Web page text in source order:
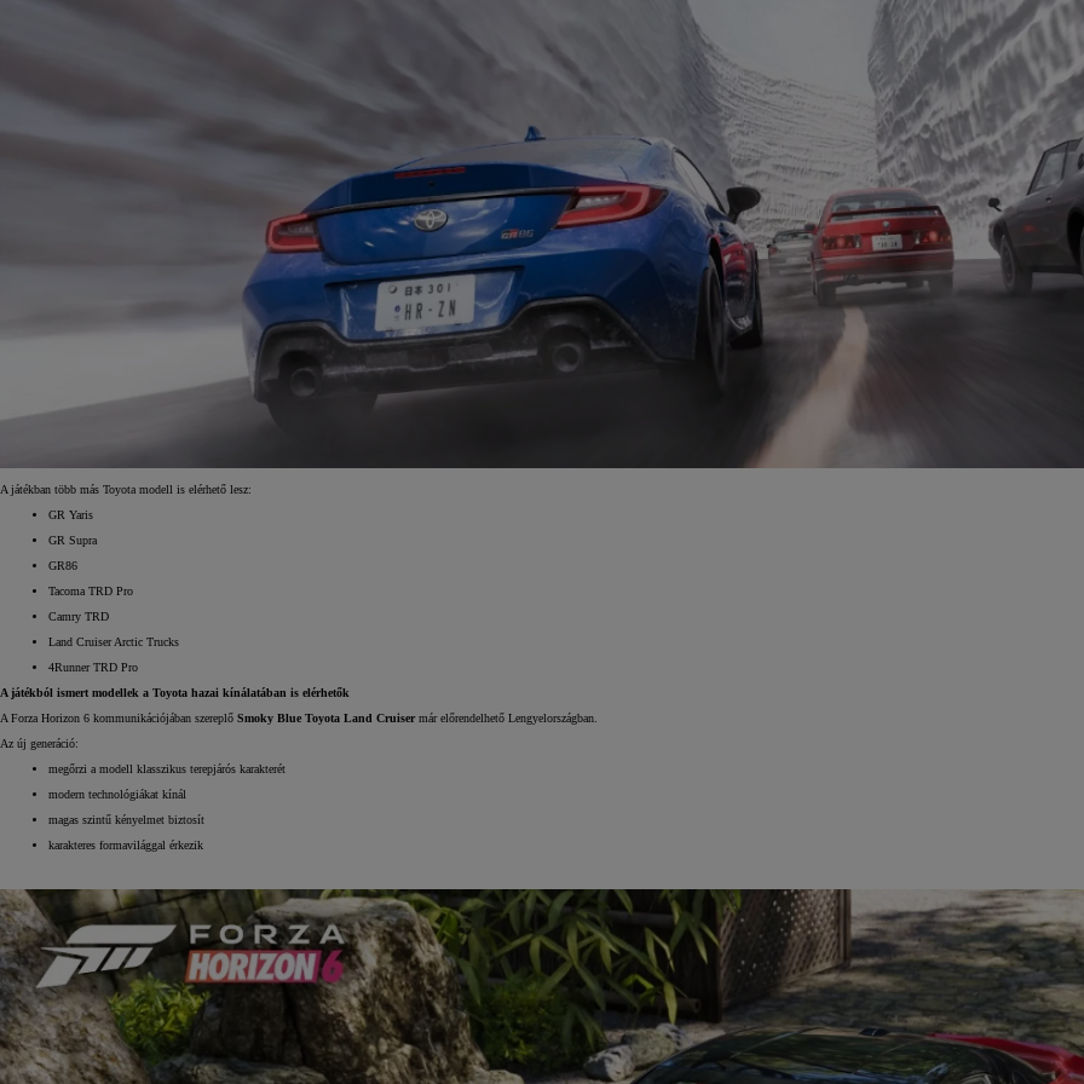
10 020 000 Ft-tól
Corolla Hatchback
A játékban több más Toyota modell is elérhető lesz:
GR Yaris
GR Supra
GR86
Tacoma TRD Pro
Camry TRD
Land Cruiser Arctic Trucks
4Runner TRD Pro
A játékból ismert modellek a Toyota hazai kínálatában is elérhetők
A Forza Horizon 6 kommunikációjában szereplő Smoky Blue Toyota Land Cruisermár előrendelhető Lengyelországban.
Az új generáció:
megőrzi a modell klasszikus terepjárós karakterét
modern technológiákat kínál
magas szintű kényelmet biztosít
karakteres formavilággal érkezik